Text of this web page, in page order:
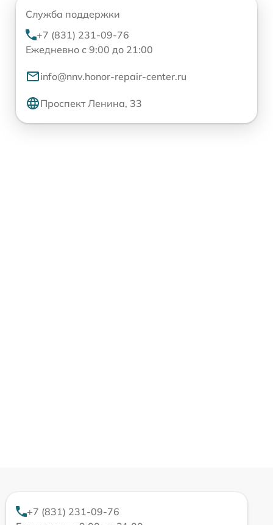
Служба поддержки
+7 (831) 231-09-76
Ежедневно с 9:00 до 21:00
info@nnv.honor-repair-center.ru
Проспект Ленина, 33
+7 (831) 231-09-76